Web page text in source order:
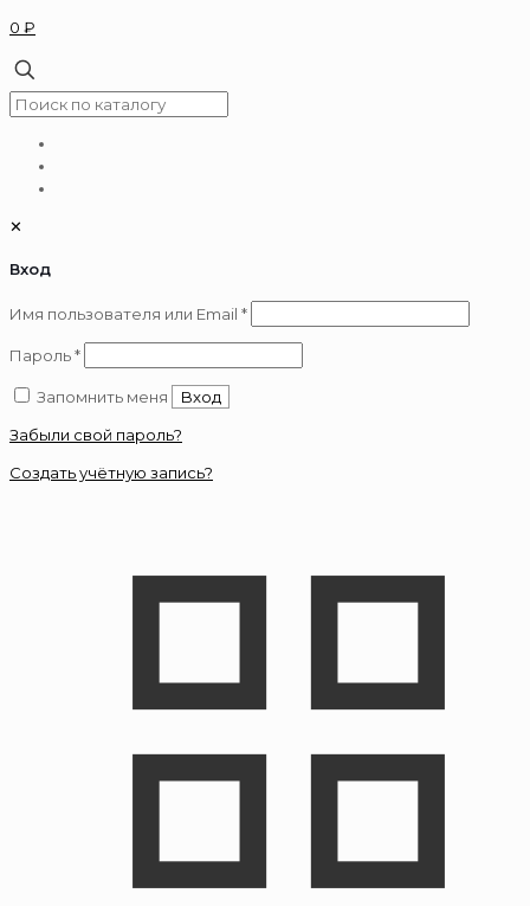
0 ₽
✕
Вход
Имя пользователя или Email *Обязательно
Пароль*Обязательно
Запомнить меня
Вход
Забыли свой пароль?
Создать учётную запись?